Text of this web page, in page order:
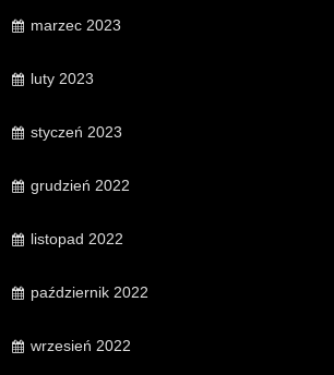
marzec 2023
luty 2023
styczeń 2023
grudzień 2022
listopad 2022
październik 2022
wrzesień 2022